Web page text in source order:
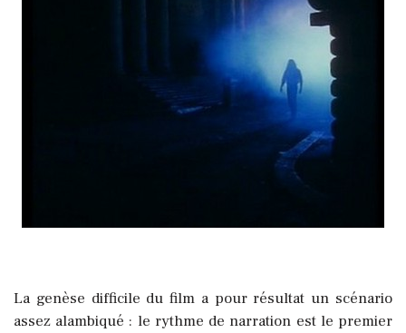
La genèse difficile du film a pour résultat un scénario
assez alambiqué : le rythme de narration est le premier